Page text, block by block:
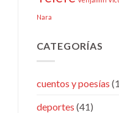
Nara
CATEGORÍAS
cuentos y poesías
deportes (41)